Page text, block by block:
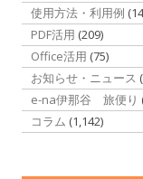
使用方法・利用例
PDF活用 (209)
Office活用 (75)
お知らせ・ニュース
e-na伊那谷 旅便り
コラム (1,142)